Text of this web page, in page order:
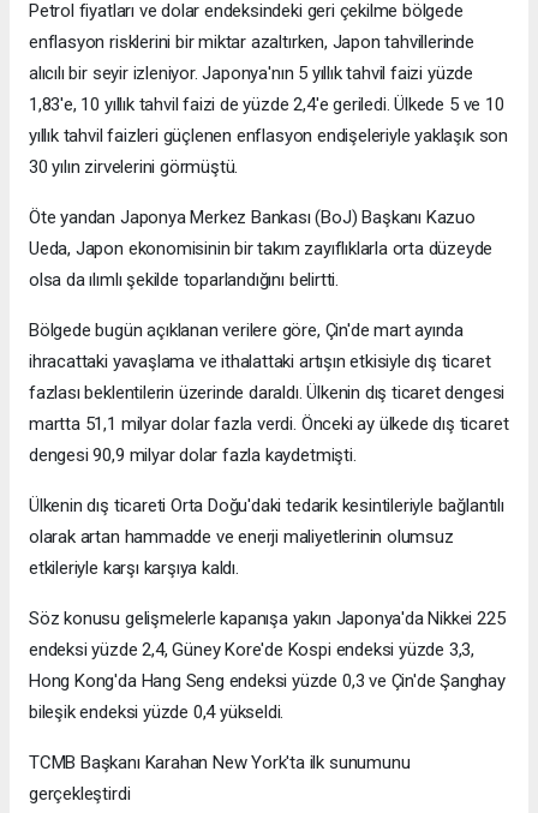
Petrol fiyatları ve dolar endeksindeki geri çekilme bölgede
enflasyon risklerini bir miktar azaltırken, Japon tahvillerinde
alıcılı bir seyir izleniyor. Japonya'nın 5 yıllık tahvil faizi yüzde
1,83'e, 10 yıllık tahvil faizi de yüzde 2,4'e geriledi. Ülkede 5 ve 10
yıllık tahvil faizleri güçlenen enflasyon endişeleriyle yaklaşık son
30 yılın zirvelerini görmüştü.
Öte yandan Japonya Merkez Bankası (BoJ) Başkanı Kazuo
Ueda, Japon ekonomisinin bir takım zayıflıklarla orta düzeyde
olsa da ılımlı şekilde toparlandığını belirtti.
Bölgede bugün açıklanan verilere göre, Çin'de mart ayında
ihracattaki yavaşlama ve ithalattaki artışın etkisiyle dış ticaret
fazlası beklentilerin üzerinde daraldı. Ülkenin dış ticaret dengesi
martta 51,1 milyar dolar fazla verdi. Önceki ay ülkede dış ticaret
dengesi 90,9 milyar dolar fazla kaydetmişti.
Ülkenin dış ticareti Orta Doğu'daki tedarik kesintileriyle bağlantılı
olarak artan hammadde ve enerji maliyetlerinin olumsuz
etkileriyle karşı karşıya kaldı.
Söz konusu gelişmelerle kapanışa yakın Japonya'da Nikkei 225
endeksi yüzde 2,4, Güney Kore'de Kospi endeksi yüzde 3,3,
Hong Kong'da Hang Seng endeksi yüzde 0,3 ve Çin'de Şanghay
bileşik endeksi yüzde 0,4 yükseldi.
TCMB Başkanı Karahan New York'ta ilk sunumunu
gerçekleştirdi